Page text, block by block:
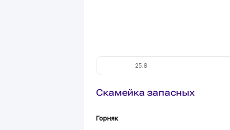
25.8
Скамейка запасных
Горняк